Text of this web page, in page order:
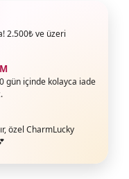
2.500₺ ve üzeri
gün içinde kolayca iade
özel CharmLucky